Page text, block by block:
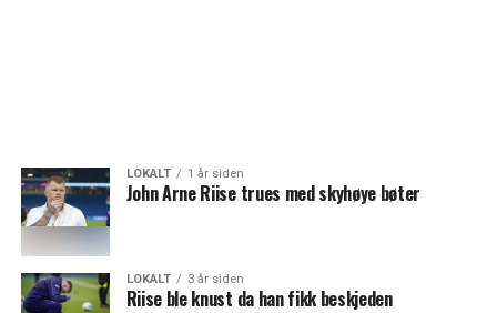
LOKALT 1 år siden
John Arne Riise trues med skyhøye bøter
LOKALT 3 år siden
Riise ble knust da han fikk beskjeden